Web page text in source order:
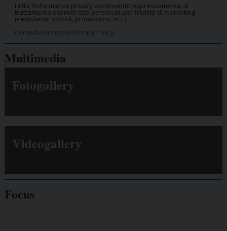
Letta l’informativa privacy acconsento espressamente al
trattamento dei miei dati personali per finalità di marketing
(newsletter, novità, promozioni, ecc.).
Consulta la nostra Privacy Policy.
Multimedia
Fotogallery
Videogallery
Focus